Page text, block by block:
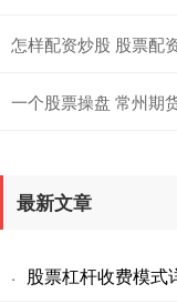
怎样配资炒股 股票配
一个股票操盘 常州期
最新文章
· 股票杠杆收费模式